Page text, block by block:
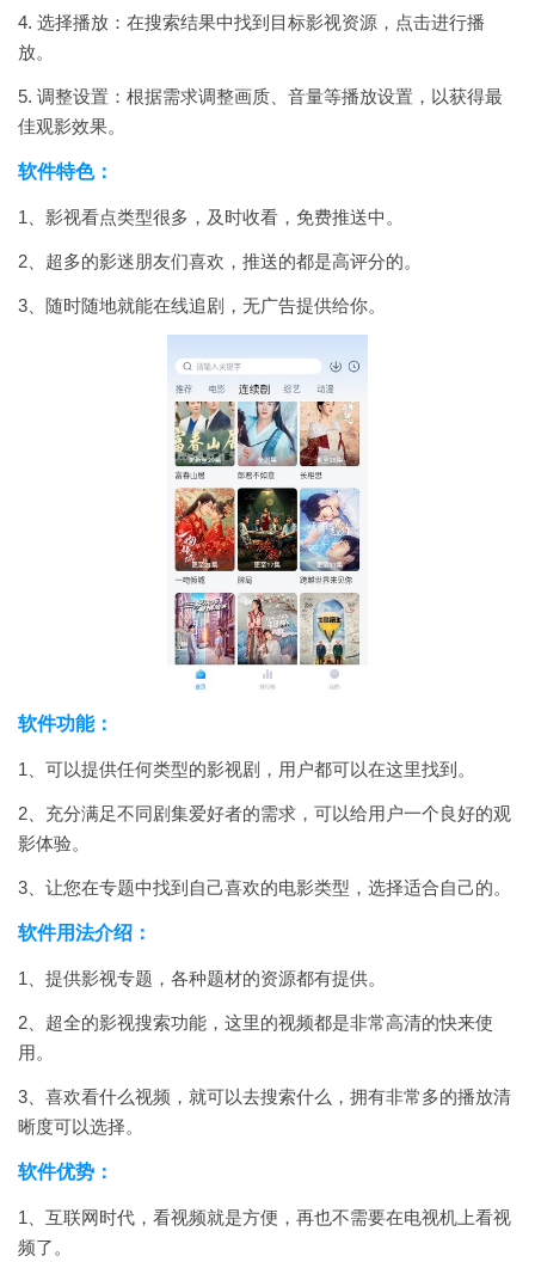
4. 选择播放：在搜索结果中找到目标影视资源，点击进行播
放。
5. 调整设置：根据需求调整画质、音量等播放设置，以获得最
佳观影效果。
软件特色：
1、影视看点类型很多，及时收看，免费推送中。
2、超多的影迷朋友们喜欢，推送的都是高评分的。
3、随时随地就能在线追剧，无广告提供给你。
软件功能：
1、可以提供任何类型的影视剧，用户都可以在这里找到。
2、充分满足不同剧集爱好者的需求，可以给用户一个良好的观
影体验。
3、让您在专题中找到自己喜欢的电影类型，选择适合自己的。
软件用法介绍：
1、提供影视专题，各种题材的资源都有提供。
2、超全的影视搜索功能，这里的视频都是非常高清的快来使
用。
3、喜欢看什么视频，就可以去搜索什么，拥有非常多的播放清
晰度可以选择。
软件优势：
1、互联网时代，看视频就是方便，再也不需要在电视机上看视
频了。